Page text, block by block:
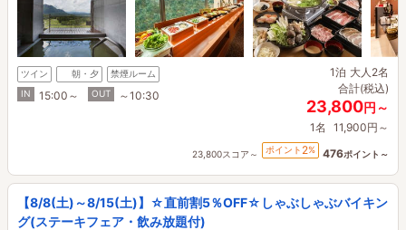
ツイン 朝・夕
禁煙ルーム
IN
15:00～ OUT ～10:30
1泊 大人2名
合計(税込)
23,800円～
1名 11,900円～
23,800スコア～ ポイント 2% 476ポイント～
【8/8(土)～8/15(土)】☆直前割5％OFF☆しゃぶしゃぶバイキン
グ(ステーキフェア・飲み放題付)